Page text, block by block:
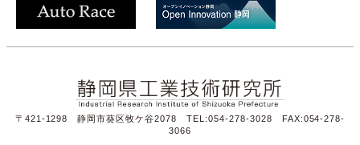
〒421-1298 静岡市葵区牧ケ谷2078 TEL:054-278-3028 FAX:054-278-
3066